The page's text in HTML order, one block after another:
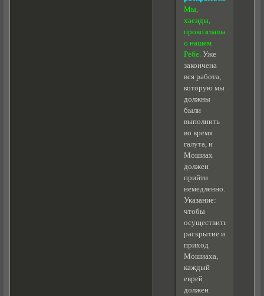
Мы,
хасиды,
провозглашаем
о нашем
Ребе. Уже
закончена
вся работа,
которую мы
должны
были
выполнить
во время
галута, и
Мошиах
должен
прийти
немедленно.
Указание:
чтобы
осуществить
раскрытие и
приход
Мошиаха,
каждый
еврей
должен